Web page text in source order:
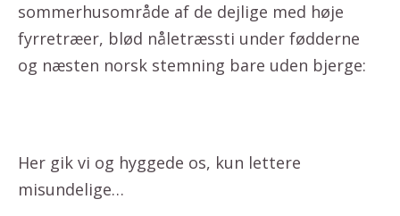
sommerhusområde af de dejlige med høje
fyrretræer, blød nåletræssti under fødderne
og næsten norsk stemning bare uden bjerge:
Her gik vi og hyggede os, kun lettere
misundelige…